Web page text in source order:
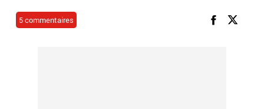
5 commentaires